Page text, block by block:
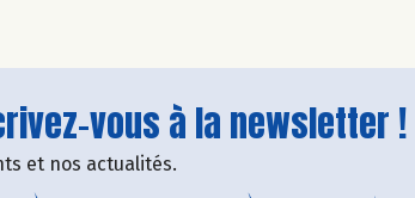
vous à la newsletter !
et nos actualités.